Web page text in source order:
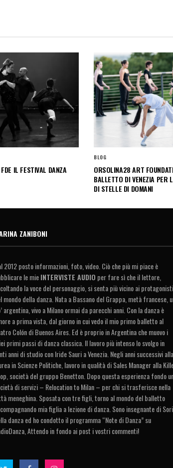
IL FESTIVAL DANZA
BLOG
ORSOLINA28 ART
BALLETTO DI VENEZIA PER
DI STELLE DI DOMANI
ZANIBONI
2012 posto informazioni, foto, video. Ciò che più mi piace è
le mieINTERVISTE AUDIO per fare sì che il lettore,
la voce del personaggio, si senta più vicino ai protagonisti
mondo della danza. Nata a Bassano del Grappa, metà francese,
argentina, vivo a Milano ormai da parecchi anni. Con la danza è
a prima vista, dal giorno in cui vedo il mio primo balletto al
Colón di Buenos Aires. Ed è proprio in Argentina che muovo i
primi passi di danza classica. Il lavoro più intenso lo svolgo in
anni di studio con Iride Sauri a Venezia. Negli anni successivi alla
in Scienze Politiche, lavoro in qualità di Sales Manager alla
società del gruppo Benetton. Dopo questa esperienza fondo
di servizi – Relocation to Milan – per chi si trasferisce nella
meneghina. Sposata con tre figli, torno al mondo del balletto
mia figlia a lezione di danza. Sono insegnante di
danza ed ho condotto il programma “Note di Danza” su
Attendo in fondo ai post i vostri commenti!